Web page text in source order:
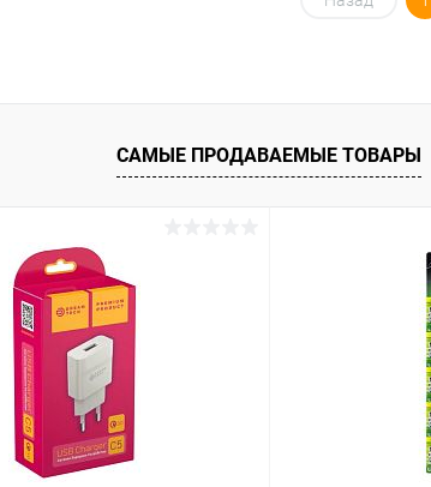
В наличии В избранное В наличии
САМЫЕ ПРОДАВАЕМЫЕ ТОВАРЫ